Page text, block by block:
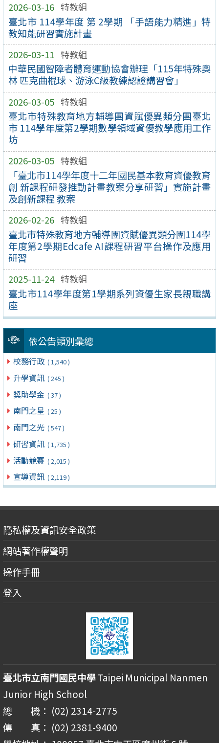
2026-03-16 特教組
臺北市 114學年度 第 2學期 「手語能力精進」特
教知能研習實施計畫
2026-03-11 特教組
中華民國智障者體育運動協會辦理「115年特殊奧
林 匹克曲棍球、游泳C級教練認證講習會」
2026-03-05 特教組
臺北市特殊教育地方輔導團資賦優異類分團臺北
市 114學年度第2學期數學領域資優教學應用工作
坊
2026-03-05 特教組
「臺北市114學年度十二年國民基本教育資優教育
創 新課程研發推動計畫教案分享研習」實施計畫
及創新課程 教案
2026-02-26 特教組
臺北市特殊教育地方輔導團資賦優異類分團114學
年度第2學期Edcafe AI課程研習平台操作及應用
研習
2025-11-24 特教組
臺北市114學年度第1學期系列資優生家長親職講
座
依公告類別彙總
校務行政 ( 1,540 )
升學資訊 ( 245 )
獎助學金 ( 37 )
南門之星 ( 25 )
南門之光 ( 547 )
研習資訊 ( 1,735 )
活動競賽 ( 2,015 )
宣導資訊 ( 2,119 )
隱私權及資訊安全政策
網站著作權聲明
操作手冊
登入
臺北市立南門國民中學Taipei Municipal Nanmen
Junior High School
總 機： (02) 2314-2775
傳 真： (02) 2381-9400